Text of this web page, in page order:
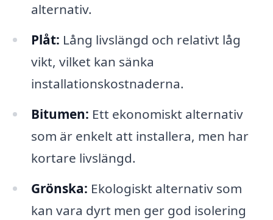
alternativ.
Plåt: Lång livslängd och relativt låg
vikt, vilket kan sänka
installationskostnaderna.
Bitumen: Ett ekonomiskt alternativ
som är enkelt att installera, men har
kortare livslängd.
Grönska: Ekologiskt alternativ som
kan vara dyrt men ger god isolering